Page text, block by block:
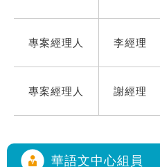
專案經理人 李經理
專案經理人 謝經理
華語文中心組員